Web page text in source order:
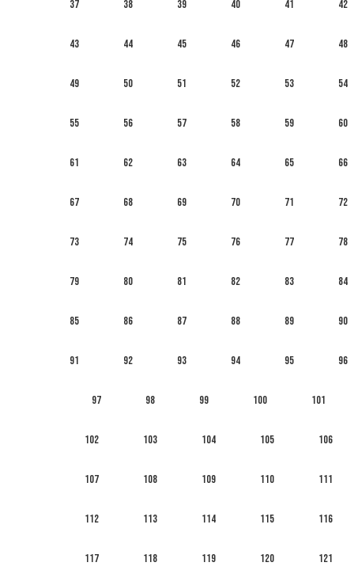
37 38 39 40 41 42
43 44 45 46 47 48
49 50 51 52 53 54
55 56 57 58 59 60
61 62 63 64 65 66
67 68 69 70 71 72
73 74 75 76 77 78
79 80 81 82 83 84
85 86 87 88 89 90
91 92 93 94 95 96
97 98 99 100 101
102 103 104 105 106
107 108 109 110 111
112 113 114 115 116
117 118 119 120 121